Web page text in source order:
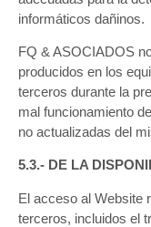
informáticos dañinos.
FQ & ASOCIADOS
producidos en los
terceros durante la
mal funcionamiento
no actualizadas del
5.3.- DE LA
El acceso al Website
terceros, incluidos el